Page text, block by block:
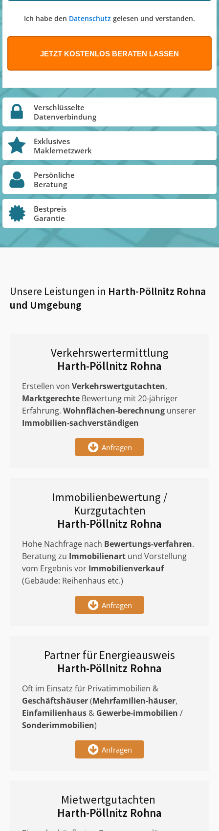
Ich habe den Datenschutz gelesen und verstanden.
Verschlüsselte
Datenverbindung
Exklusives
Maklernetzwerk
Persönliche
Beratung
Bestpreis
Garantie
Unsere Leistungen in Harth-Pöllnitz Rohna
und Umgebung
Verkehrswertermittlung
Harth-Pöllnitz Rohna
Erstellen von Verkehrswertgutachten,
Marktgerechte Bewertung mit 20-jähriger
Erfahrung. Wohnflächen-berechnung unserer
Immobilien-sachverständigen
Anfragen
Immobilienbewertung /
Kurzgutachten
Harth-Pöllnitz Rohna
Hohe Nachfrage nach Bewertungs-verfahren.
Beratung zu Immobilienart und Vorstellung
vom Ergebnis vor Immobilienverkauf
(Gebäude: Reihenhaus etc.)
Anfragen
Partner für Energieausweis
Harth-Pöllnitz Rohna
Oft im Einsatz für Privatimmobilien &
Geschäftshäuser(Mehrfamilien-häuser,
Einfamilienhaus & Gewerbe-immobilien /
Sonderimmobilien)
Anfragen
Mietwertgutachten
Harth-Pöllnitz Rohna